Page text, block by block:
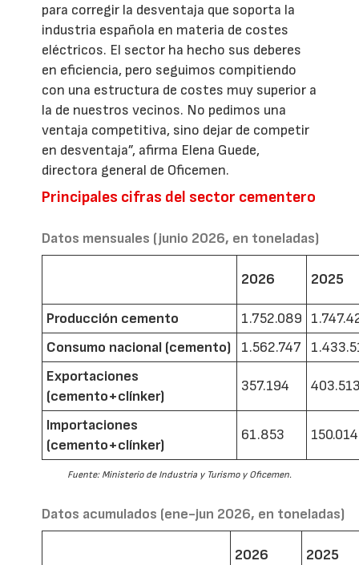
para corregir la desventaja que soporta la
industria española en materia de costes
eléctricos. El sector ha hecho sus deberes
en eficiencia, pero seguimos compitiendo
con una estructura de costes muy superior a
la de nuestros vecinos. No pedimos una
ventaja competitiva, sino dejar de competir
en desventaja”, afirma Elena Guede,
directora general de Oficemen.
Principales cifras del sector cementero
Datos mensuales (junio 2026, en toneladas)
2026 2025
Producción cemento 1.752.089
Consumo nacional (cemento)
1.562.747
Exportaciones
(cemento+clínker)
357.194
Importaciones
(cemento+clínker)
61.853 150.014
Fuente: Ministerio de Industria y Turismo y Oficemen.
Datos acumulados (ene-jun 2026, en toneladas)
2026 2025